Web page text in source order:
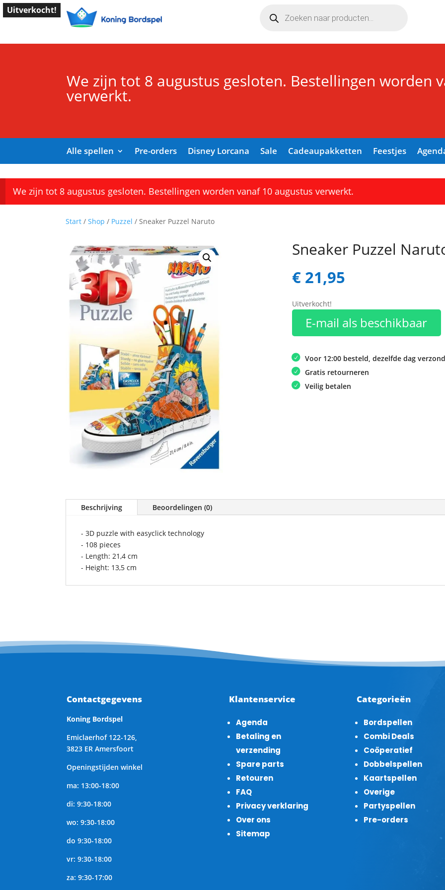
zoeken
We zijn tot 8 augustus gesloten. Bestellingen worden
verwerkt.
Alle spellen Pre-orders Disney Lorcana Sale Cadeaupakketten Feestjes
We zijn tot 8 augustus gesloten. Bestellingen worden vanaf 10 augustus verwerkt.
Uitverkocht!
Start / Shop / Puzzel / Sneaker Puzzel Naruto
Sneaker Puzzel
€21,95
Uitverkocht!
E-mail als beschikbaar
Voor 12:00 besteld, dezelfde dag
Gratis retourneren
Veilig betalen
Beschrijving Beoordelingen (0)
- 3D puzzle with easyclick technology
- 108 pieces
- Length: 21,4 cm
- Height: 13,5 cm
Contactgegevens
Koning Bordspel
Emiclaerhof 122-126,
3823 ER Amersfoort
Openingstijden winkel
ma: 13:00-18:00
di: 9:30-18:00
wo: 9:30-18:00
do 9:30-18:00
vr: 9:30-18:00
za: 9:30-17:00
Klantenservice
Agenda
Betaling en
verzending
Spare parts
Retouren
FAQ
Privacy verklaring
Over ons
Sitemap
Categorieën
Bordspellen
Combi Deals
Coöperatief
Dobbelspellen
Kaartspellen
Overige
Partyspellen
Pre-orders